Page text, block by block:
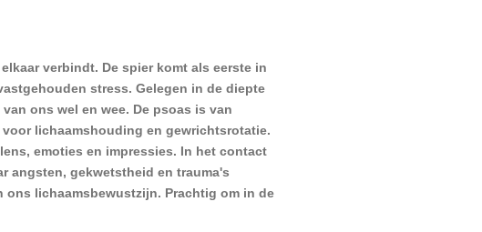
verbindt. De spier komt als eerste in
stress. Gelegen in de diepte
ons wel en wee. De psoas is van
lichaamshouding en gewrichtsrotatie.
emoties en impressies. In het contact
angsten, gekwetstheid en trauma's
lichaamsbewustzijn. Prachtig om in de